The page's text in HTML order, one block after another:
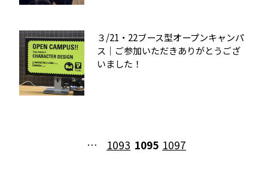
３/21・22ブース型オープンキャンパ
ス｜ご参加いただきありがとうござ
いました！
… 1093 1095 1097